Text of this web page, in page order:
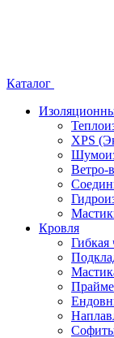
Каталог
XPS
Ветро-
Кровля
Гибкая